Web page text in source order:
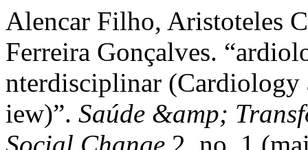
Alencar Filho, Aristoteles
Ferreira Gonçalves.
nterdisciplinar
iew)”. Saúde &amp;